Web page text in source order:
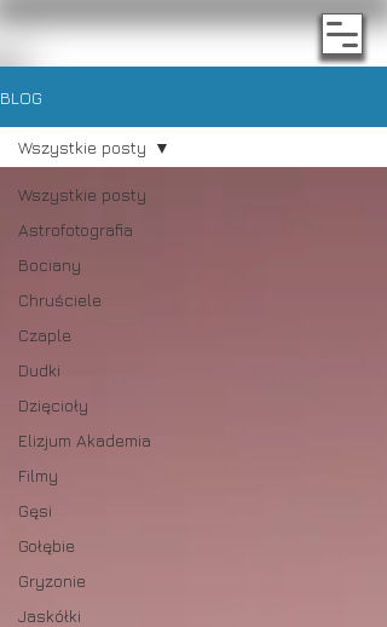
BLOG
Wszystkie posty
Astrofotografia
Bociany
Chruściele
Czaple
Dudki
Dzięcioły
Elizjum Akademia
Filmy
Gęsi
Gołębie
Gryzonie
Jaskółki
Wszystkie posty